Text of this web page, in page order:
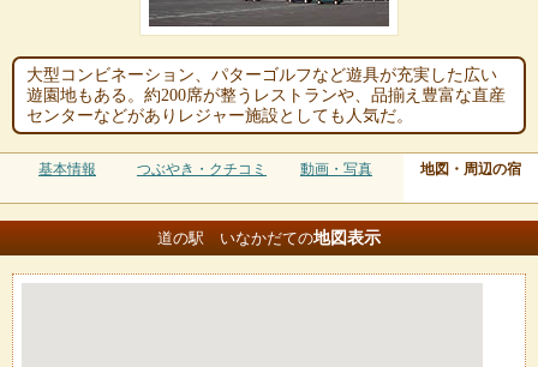
大型コンビネーション、パターゴルフなど遊具が充実した広い
遊園地もある。約200席が整うレストランや、品揃え豊富な直産
センターなどがありレジャー施設としても人気だ。
基本情報 つぶやき・クチコミ 動画・写真 地図・周辺の宿
道の駅 いなかだての地図表示